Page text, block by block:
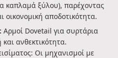
καπλαμά ξύλου), παρέχοντας
οικονομική αποδοτικότητα.
Αρμοί Dovetail για συρτάρια
ανθεκτικότητα.
Οι μηχανισμοί με